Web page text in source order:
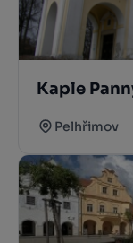
Kaple
Pelhřimov